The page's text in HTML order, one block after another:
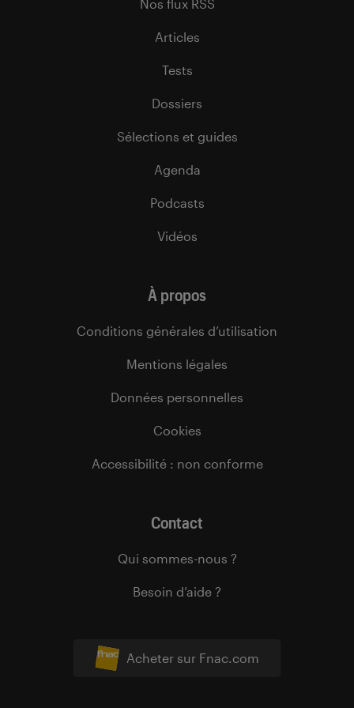
Acheter sur Fnac.com
Nos flux RSS
Articles
Tests
Dossiers
Sélections et guides
Agenda
Podcasts
Vidéos
À propos
Conditions générales d’utilisation
Mentions légales
Données personnelles
Cookies
Accessibilité : non conforme
Contact
Qui sommes-nous ?
Besoin d’aide ?